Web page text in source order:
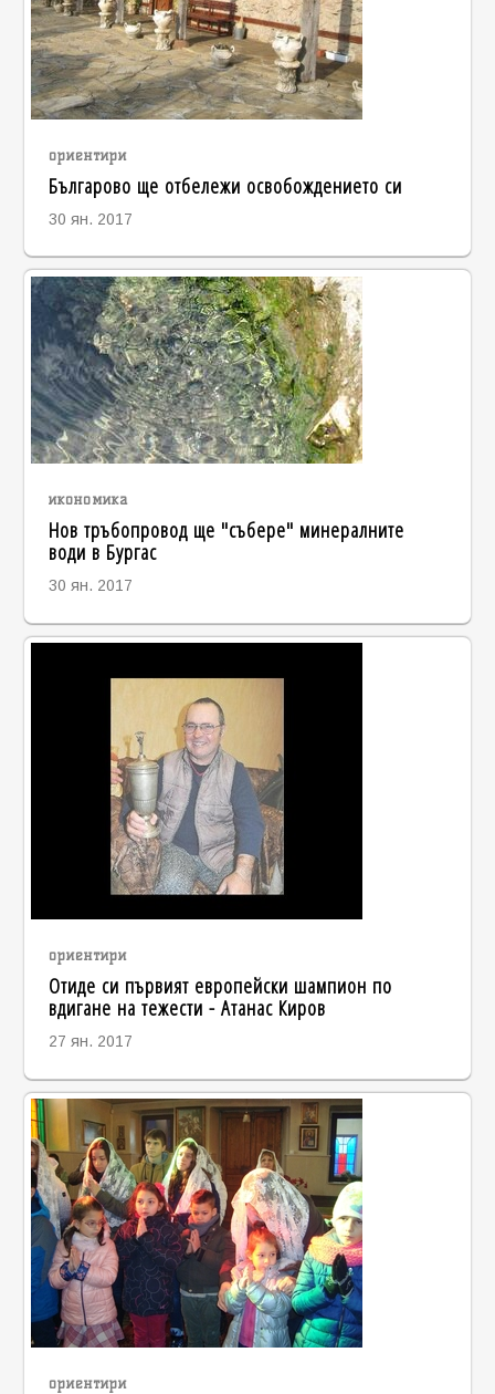
ориентири
Българово ще отбележи освобождението си
30 ян. 2017
икономика
Нов тръбопровод ще "събере" минералните
води в Бургас
30 ян. 2017
ориентири
Отиде си първият европейски шампион по
вдигане на тежести - Атанас Киров
27 ян. 2017
ориентири